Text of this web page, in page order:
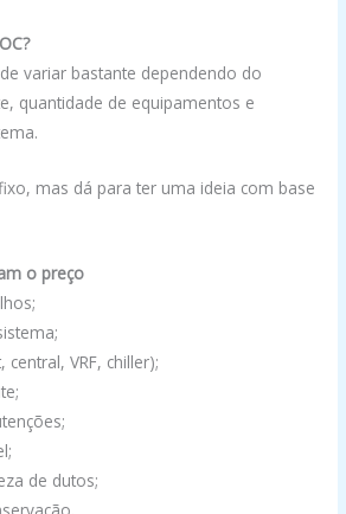
variar bastante dependendo do
quantidade de equipamentos e
mas dá para ter uma ideia com base
o preço
VRF, chiller);
de dutos;